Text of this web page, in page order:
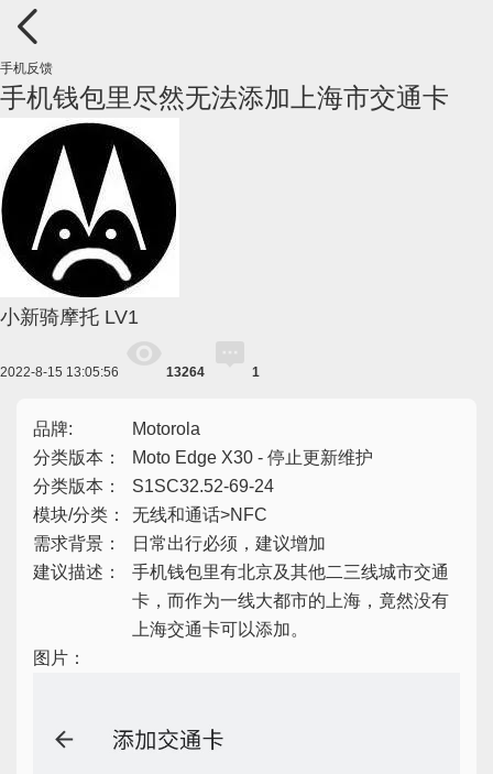
手机反馈
手机钱包里尽然无法添加上海市交通卡
小新骑摩托 LV1
2022-8-15 13:05:56 13264 1
品牌:
Motorola
分类版本：
Moto Edge X30 - 停止更新维护
分类版本：
S1SC32.52-69-24
模块/分类：
无线和通话>NFC
需求背景：
日常出行必须，建议增加
建议描述：
手机钱包里有北京及其他二三线城市交通
卡，而作为一线大都市的上海，竟然没有
上海交通卡可以添加。
图片：